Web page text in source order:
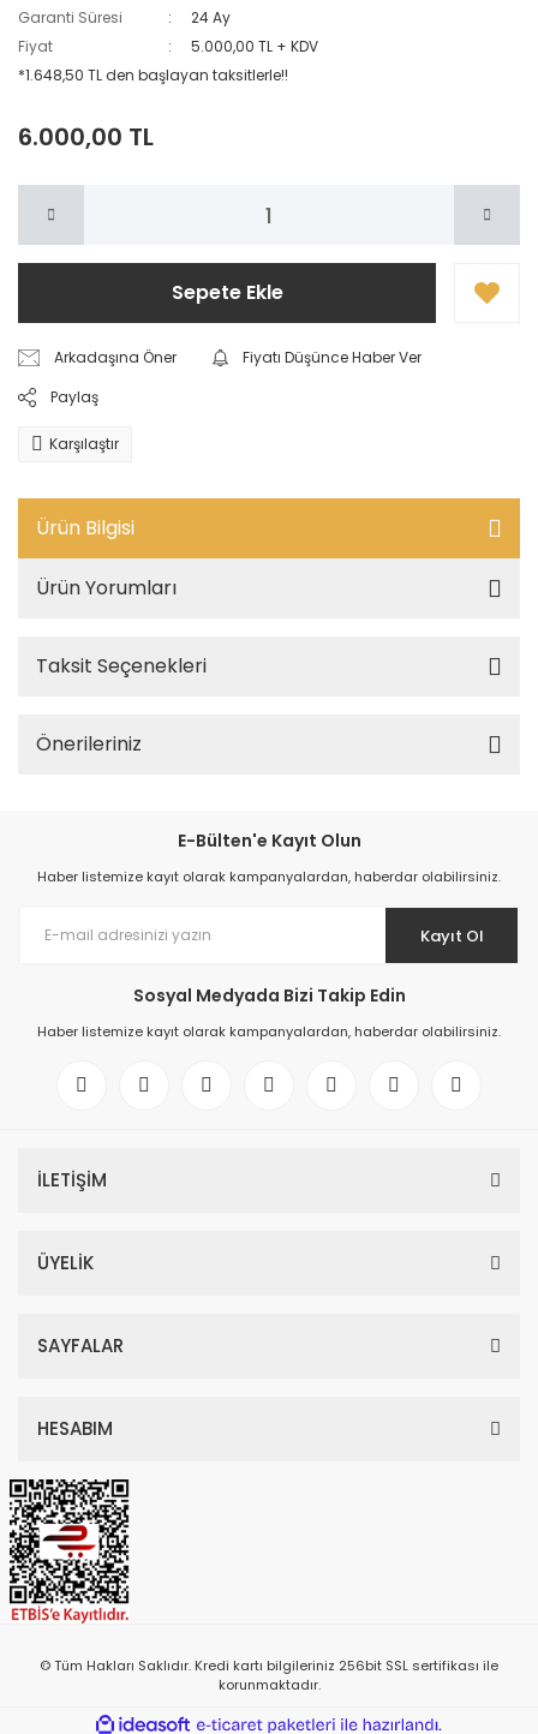
Garanti Süresi
24 Ay
Fiyat
5.000,00 TL + KDV
*1.648,50 TL den başlayan taksitlerle!!
6.000,00 TL
Sepete Ekle
Arkadaşına Öner
Fiyatı Düşünce Haber Ver
Paylaş
Karşılaştır
Ürün Bilgisi
Ürün Yorumları
Taksit Seçenekleri
Önerileriniz
E-Bülten'e Kayıt Olun
Haber listemize kayıt olarak kampanyalardan, haberdar olabilirsiniz.
Kayıt Ol
Sosyal Medyada Bizi Takip Edin
Haber listemize kayıt olarak kampanyalardan, haberdar olabilirsiniz.
İLETİŞİM
ÜYELİK
SAYFALAR
HESABIM
© Tüm Hakları Saklıdır. Kredi kartı bilgileriniz 256bit SSL sertifikası ile
korunmaktadır.
ideasoft e-